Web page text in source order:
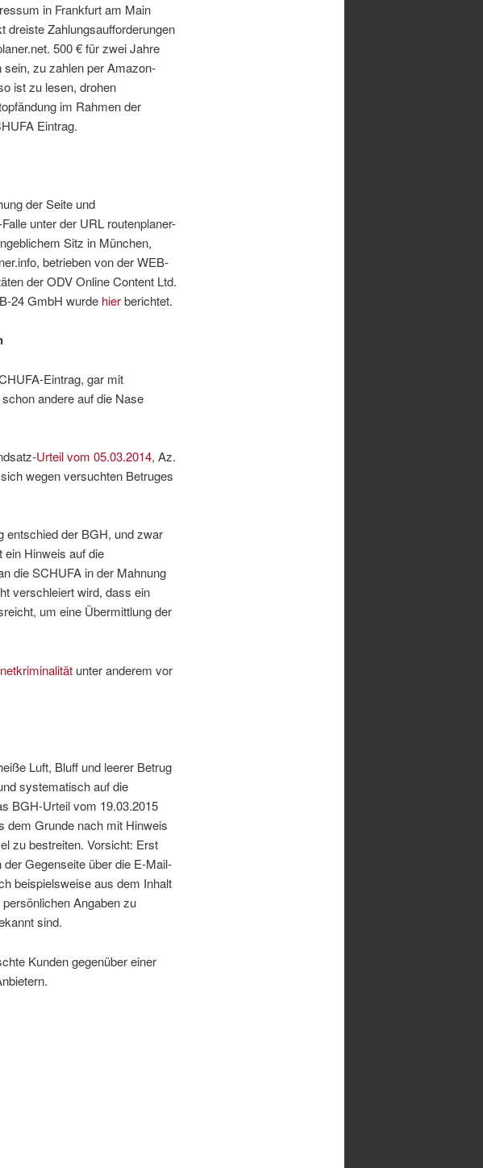
in Frankfurt am Main
dreiste Zahlungsaufforderungen
500 € für zwei Jahre
sein, zu zahlen per Amazon-
ist zu lesen, drohen
im Rahmen der
Eintrag.
der Seite und
unter der URL routenplaner-
Sitz in München,
betrieben von der WEB-
der ODV Online Content Ltd.
24 GmbH wurde hierberichtet.
Eintrag, gar mit
andere auf die Nase
Urteil vom 05.03.2014, Az.
wegen versuchten Betruges
entschied der BGH, und zwar
ein Hinweis auf die
die SCHUFA in der Mahnung
verschleiert wird, dass ein
um eine Übermittlung der
unter anderem vor
Luft, Bluff und leerer Betrug
systematisch auf die
BGH-Urteil vom 19.03.2015
dem Grunde nach mit Hinweis
zu bestreiten. Vorsicht: Erst
Gegenseite über die E-Mail-
beispielsweise aus dem Inhalt
Angaben zu
sind.
Kunden gegenüber einer